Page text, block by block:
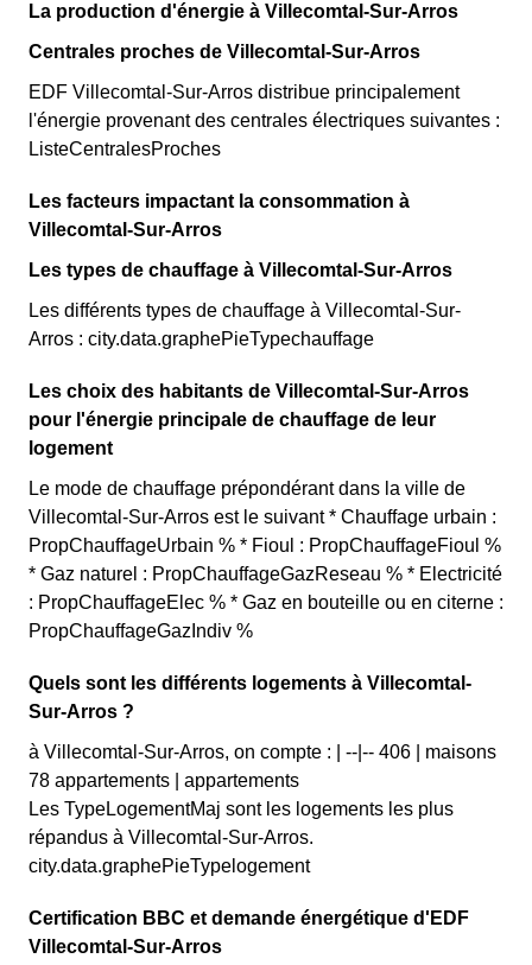
La production d'énergie à Villecomtal-Sur-Arros
Centrales proches de Villecomtal-Sur-Arros
EDF Villecomtal-Sur-Arros distribue principalement
l'énergie provenant des centrales électriques suivantes :
ListeCentralesProches
Les facteurs impactant la consommation à
Villecomtal-Sur-Arros
Les types de chauffage à Villecomtal-Sur-Arros
Les différents types de chauffage à Villecomtal-Sur-
Arros : city.data.graphePieTypechauffage
Les choix des habitants de Villecomtal-Sur-Arros
pour l'énergie principale de chauffage de leur
logement
Le mode de chauffage prépondérant dans la ville de
Villecomtal-Sur-Arros est le suivant * Chauffage urbain :
PropChauffageUrbain % * Fioul : PropChauffageFioul %
* Gaz naturel : PropChauffageGazReseau % * Electricité
: PropChauffageElec % * Gaz en bouteille ou en citerne :
PropChauffageGazIndiv %
Quels sont les différents logements à Villecomtal-
Sur-Arros ?
à Villecomtal-Sur-Arros, on compte : | --|-- 406 | maisons
78 appartements | appartements
Les TypeLogementMaj sont les logements les plus
répandus à Villecomtal-Sur-Arros.
city.data.graphePieTypelogement
Certification BBC et demande énergétique d'EDF
Villecomtal-Sur-Arros